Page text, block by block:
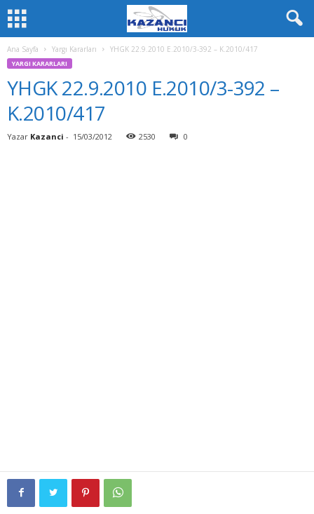
Ana Sayfa Yargı Kararları YHGK 22.9.2010 E.2010/3-392 – K.2010/417
YARGI KARARLARI
YHGK 22.9.2010 E.2010/3-392 –
K.2010/417
Yazar Kazanci - 15/03/2012 2530 0